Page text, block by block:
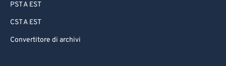
PST A EST
CST A EST
Convertitore di archivi